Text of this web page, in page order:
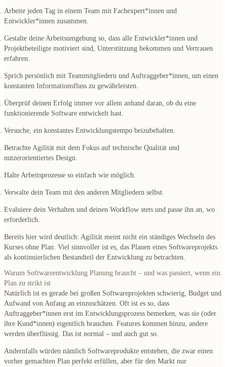
Arbeite jeden Tag in einem Team mit Fachexpert*innen und
Entwickler*innen zusammen.
Gestalte deine Arbeitsumgebung so, dass alle Entwickler*innen und
Projektbeteiligte motiviert sind, Unterstützung bekommen und Vertrauen
erfahren.
Sprich persönlich mit Teammitgliedern und Auftraggeber*innen, um einen
konstanten Informationsfluss zu gewährleisten.
Überprüf deinen Erfolg immer vor allem anhand daran, ob du eine
funktionierende Software entwickelt hast.
Versuche, ein konstantes Entwicklungstempo beizubehalten.
Betrachte Agilität mit dem Fokus auf technische Qualität und
nutzerorientiertes Design.
Halte Arbeitsprozesse so einfach wie möglich.
Verwalte dein Team mit den anderen Mitgliedern selbst.
Evaluiere dein Verhalten und deinen Workflow stets und passe ihn an, wo
erforderlich.
Bereits hier wird deutlich: Agilität meint nicht ein ständiges Wechseln des
Kurses ohne Plan. Viel sinnvoller ist es, das Planen eines Softwareprojekts
als kontinuierlichen Bestandteil der Entwicklung zu betrachten.
Warum Softwareentwicklung Planung braucht – und was passiert, wenn ein
Plan zu strikt ist
Natürlich ist es gerade bei großen Softwareprojekten schwierig, Budget und
Aufwand von Anfang an einzuschätzen. Oft ist es so, dass
Auftraggeber*innen erst im Entwicklungsprozess bemerken, was sie (oder
ihre Kund*innen) eigentlich brauchen. Features kommen hinzu, andere
werden überflüssig. Das ist normal – und auch gut so.
Andernfalls würden nämlich Softwareprodukte entstehen, die zwar einen
vorher gemachten Plan perfekt erfüllen, aber für den Markt nur